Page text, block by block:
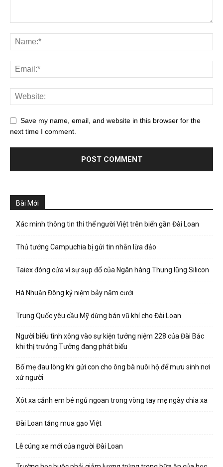
Save my name, email, and website in this browser for the
next time I comment.
Bài Mới
Xác minh thông tin thi thể người Việt trên biển gần Đài Loan
Thủ tướng Campuchia bị gửi tin nhắn lừa đảo
Taiex đóng cửa vì sự sụp đổ của Ngân hàng Thung lũng Silicon
Hà Nhuận Đông kỷ niệm bảy năm cưới
Trung Quốc yêu cầu Mỹ dừng bán vũ khí cho Đài Loan
Người biểu tình xông vào sự kiện tưởng niệm 228 của Đài Bắc
khi thị trưởng Tưởng đang phát biểu
Bố mẹ đau lòng khi gửi con cho ông bà nuôi hộ để mưu sinh nơi
xứ người
Xót xa cảnh em bé ngủ ngoan trong vòng tay mẹ ngày chia xa
Đài Loan tăng mua gạo Việt
Lễ cúng xe mới của người Đài Loan